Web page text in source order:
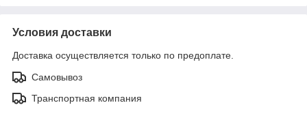
Условия доставки
Доставка осуществляется только по предоплате.
Самовывоз
Транспортная компания